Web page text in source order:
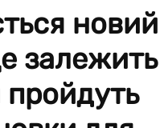
новий
залежить
пройдуть